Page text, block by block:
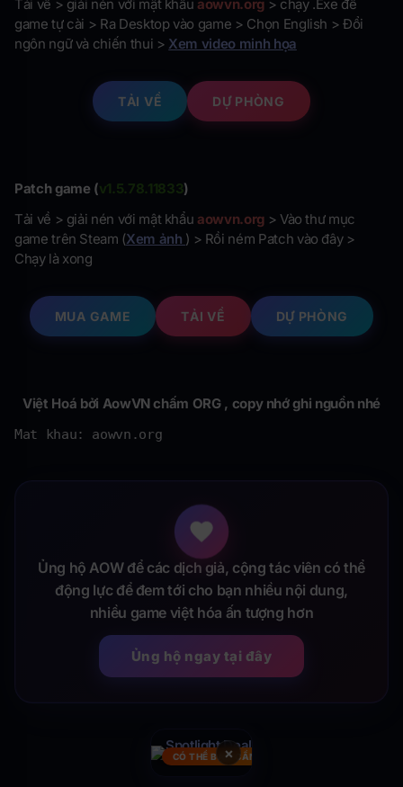
Tải về > giải nén với mật khẩuaowvn.org> chạy .Exe để
game tự cài > Ra Desktop vào game > Chọn English > Đổi
ngôn ngữ và chiến thui > Xem video minh họa
TẢI VỀ DỰ PHÒNG
Patch game (v1.5.78.11833)
Tải về > giải nén với mật khẩuaowvn.org> Vào thư mục
game trên Steam (Xem ảnh ) > Rồi ném Patch vào đây >
Chạy là xong
MUA GAME TẢI VỀ DỰ PHÒNG
Việt Hoá bởi AowVN chấm ORG , copy nhớ ghi nguồn nhé
Mat khau: aowvn.org
Ủng hộ AOW để các dịch giả, cộng tác viên có thể
động lực để đem tới cho bạn nhiều nội dung,
nhiều game việt hóa ấn tượng hơn
Ủng hộ ngay tại đây
×
CÓ THỂ BẠN CẦN